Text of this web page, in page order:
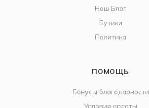
Наш Блог
Бутики
Политика
ПОМОЩЬ
Бонусы благодарности
Условия оплаты